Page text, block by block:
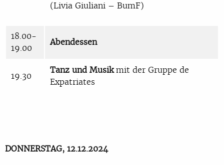
(Livia Giuliani – BumF)
18.00-
19.00
Abendessen
19.30
Tanz und Musikmit der Gruppe de
Expatriates
DONNERSTAG, 12.12.2024